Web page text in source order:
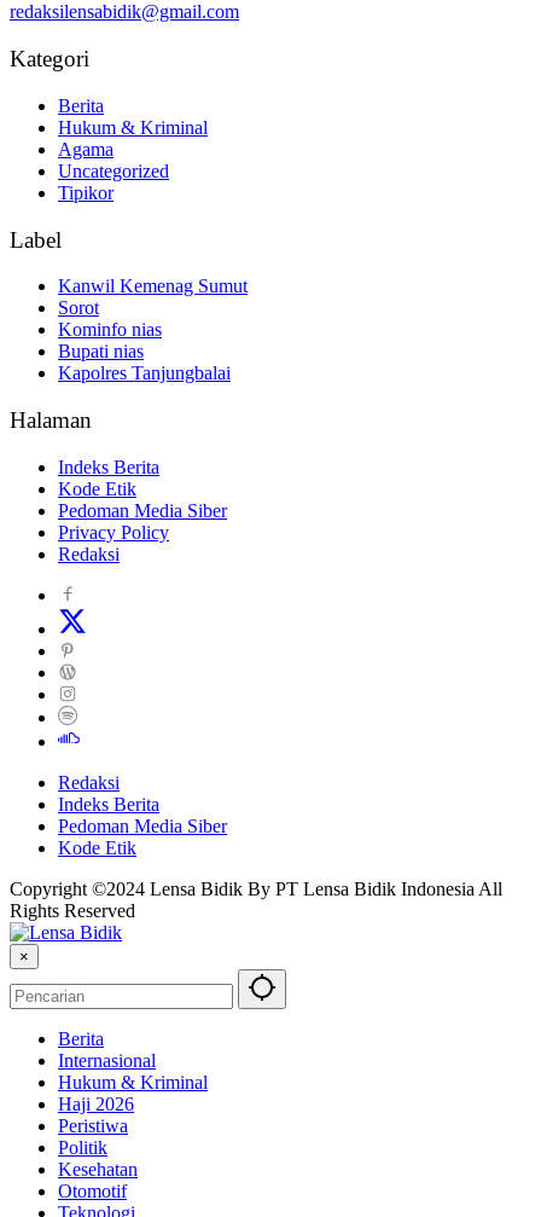
redaksilensabidik@gmail.com
Kategori
Berita
Hukum & Kriminal
Agama
Uncategorized
Tipikor
Label
Kanwil Kemenag Sumut
Sorot
Kominfo nias
Bupati nias
Kapolres Tanjungbalai
Halaman
Indeks Berita
Kode Etik
Pedoman Media Siber
Privacy Policy
Redaksi
Redaksi
Indeks Berita
Pedoman Media Siber
Kode Etik
Copyright ©2024 Lensa Bidik By PT Lensa Bidik Indonesia All
Rights Reserved
×
Berita
Internasional
Hukum & Kriminal
Haji 2026
Peristiwa
Politik
Kesehatan
Otomotif
Teknologi